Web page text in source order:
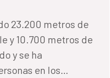
23.200 metros de
y 10.700 metros de
y se ha
en los